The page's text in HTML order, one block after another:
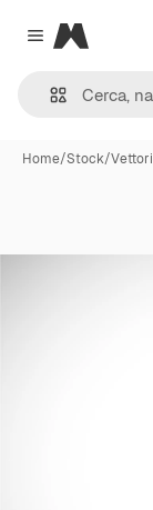
Close menu
Magnific
Home/Stock/Vettori